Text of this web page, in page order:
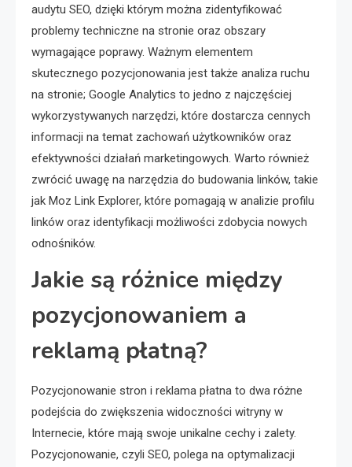
audytu SEO, dzięki którym można zidentyfikować
problemy techniczne na stronie oraz obszary
wymagające poprawy. Ważnym elementem
skutecznego pozycjonowania jest także analiza ruchu
na stronie; Google Analytics to jedno z najczęściej
wykorzystywanych narzędzi, które dostarcza cennych
informacji na temat zachowań użytkowników oraz
efektywności działań marketingowych. Warto również
zwrócić uwagę na narzędzia do budowania linków, takie
jak Moz Link Explorer, które pomagają w analizie profilu
linków oraz identyfikacji możliwości zdobycia nowych
odnośników.
Jakie są różnice między
pozycjonowaniem a
reklamą płatną?
Pozycjonowanie stron i reklama płatna to dwa różne
podejścia do zwiększenia widoczności witryny w
Internecie, które mają swoje unikalne cechy i zalety.
Pozycjonowanie, czyli SEO, polega na optymalizacji